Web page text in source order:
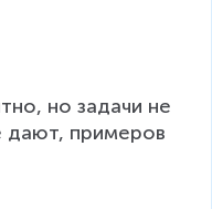
но задачи не
дают, примеров